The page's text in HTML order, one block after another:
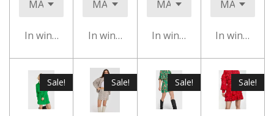
In winkelwagenIn winkelwagenIn winkelwagen
In
Sale! Sale! Sale! Sale!